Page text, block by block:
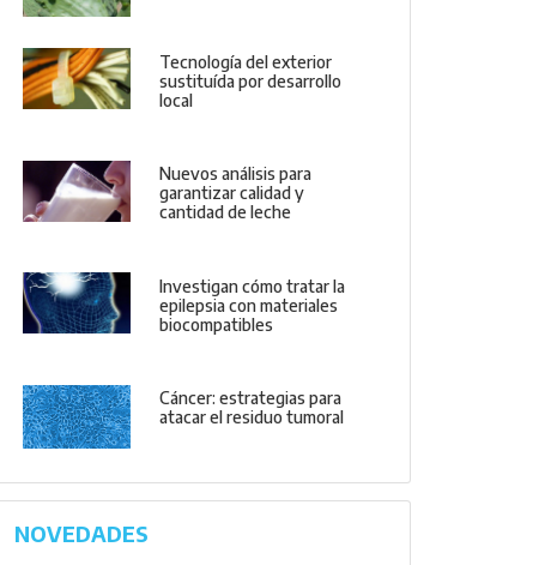
Tecnología del exterior
sustituída por desarrollo
local
Nuevos análisis para
garantizar calidad y
cantidad de leche
Investigan cómo tratar la
epilepsia con materiales
biocompatibles
Cáncer: estrategias para
atacar el residuo tumoral
NOVEDADES